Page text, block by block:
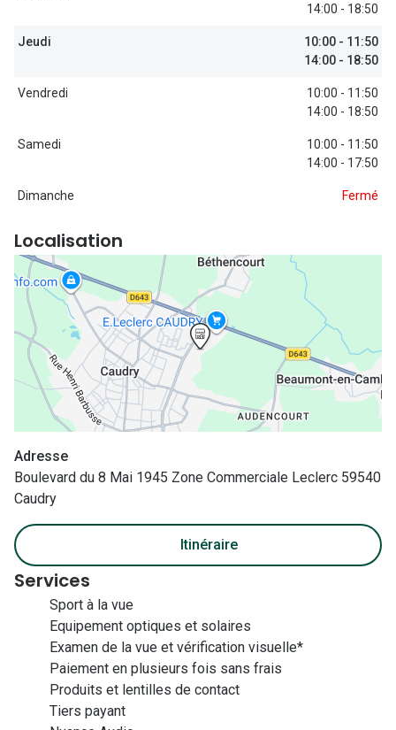
Tory burch
Coach
DbyD
Armani
Nos
Tous nos
Nos
14:00 - 18:50
Jeudi
10:00 - 11:50
14:00 - 18:50
Vendredi
10:00 - 11:50
14:00 - 18:50
Samedi
10:00 - 11:50
14:00 - 17:50
Dimanche Fermé
Localisation
Adresse
Boulevard du 8 Mai 1945 Zone Commerciale Leclerc 59540
Caudry
Itinéraire
Services
Sport à la vue
Equipement optiques et solaires
Examen de la vue et vérification visuelle*
Paiement en plusieurs fois sans frais
Produits et lentilles de contact
Tiers payant